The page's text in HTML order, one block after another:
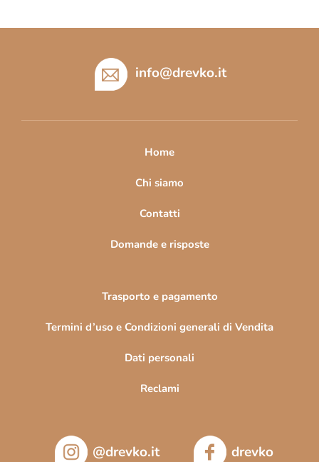
info@drevko.it
Home
Chi siamo
Contatti
Domande e risposte
Trasporto e pagamento
Termini d’uso e Condizioni generali di Vendita
Dati personali
Reclami
@drevko.it drevko